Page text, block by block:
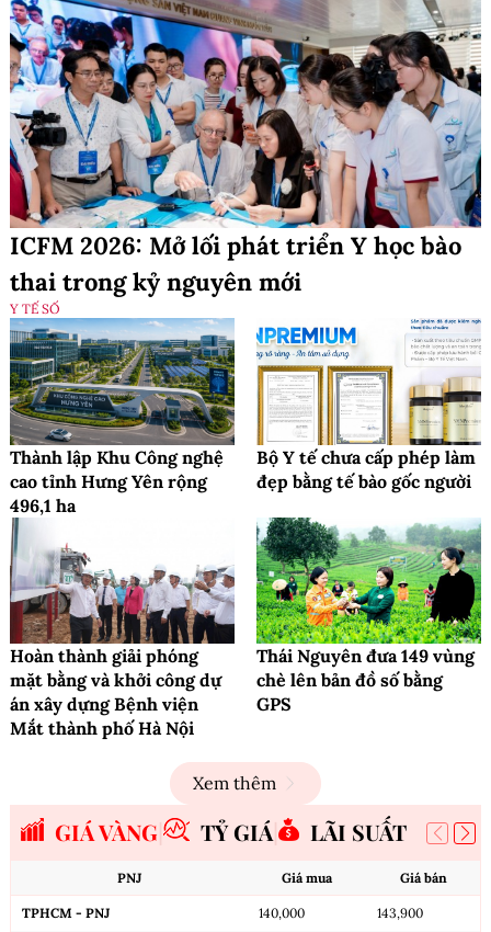
ICFM 2026: Mở lối phát triển Y học bào
thai trong kỷ nguyên mới
Y TẾ SỐ
Thành lập Khu Công nghệ
cao tỉnh Hưng Yên rộng
496,1 ha
Bộ Y tế chưa cấp phép làm
đẹp bằng tế bào gốc người
Hoàn thành giải phóng
mặt bằng và khởi công dự
án xây dựng Bệnh viện
Mắt thành phố Hà Nội
Thái Nguyên đưa 149 vùng
chè lên bản đồ số bằng
GPS
Xem thêm
GIÁ VÀNG TỶ GIÁ LÃI SUẤT
PNJ Giá mua Giá bán
TPHCM - PNJ 140,000 143,900